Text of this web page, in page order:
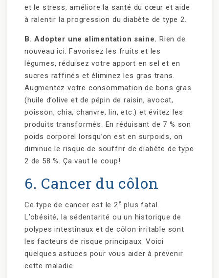
et le stress, améliore la santé du cœur et aide
à ralentir la progression du diabète de type 2.
B. Adopter une alimentation saine. Rien de
nouveau ici. Favorisez les fruits et les
légumes, réduisez votre apport en sel et en
sucres raffinés et éliminez les gras trans.
Augmentez votre consommation de bons gras
(huile d’olive et de pépin de raisin, avocat,
poisson, chia, chanvre, lin, etc.) et évitez les
produits transformés. En réduisant de 7 % son
poids corporel lorsqu’on est en surpoids, on
diminue le risque de souffrir de diabète de type
2 de 58 %. Ça vaut le coup!
6. Cancer du côlon
Ce type de cancer est le 2e plus fatal.
L’obésité, la sédentarité ou un historique de
polypes intestinaux et de côlon irritable sont
les facteurs de risque principaux. Voici
quelques astuces pour vous aider à prévenir
cette maladie.